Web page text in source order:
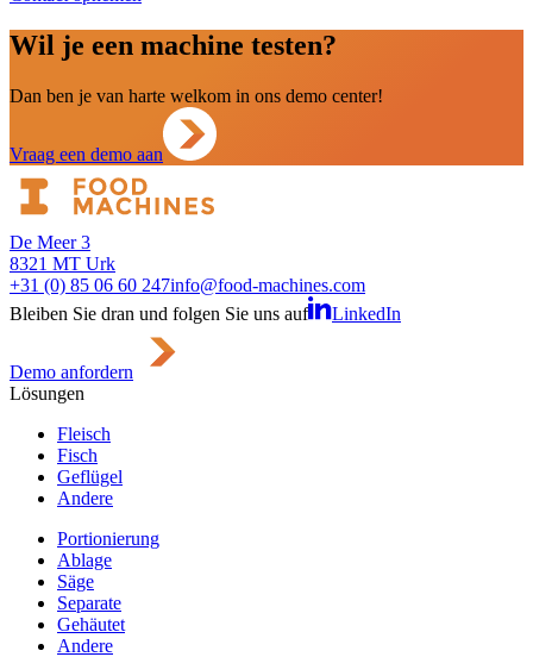
Wil je een machine testen?
Dan ben je van harte welkom in ons demo center!
Vraag een demo aan
De Meer 3
8321 MT Urk
+31 (0) 85 06 60 247info@food-machines.com
Bleiben Sie dran und folgen Sie uns auf
LinkedIn
Demo anfordern
Lösungen
Fleisch
Fisch
Geflügel
Andere
Portionierung
Ablage
Säge
Separate
Gehäutet
Andere